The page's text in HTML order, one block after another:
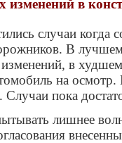
изменений в
случаи
В
в
на
Случаи пока
лишнее